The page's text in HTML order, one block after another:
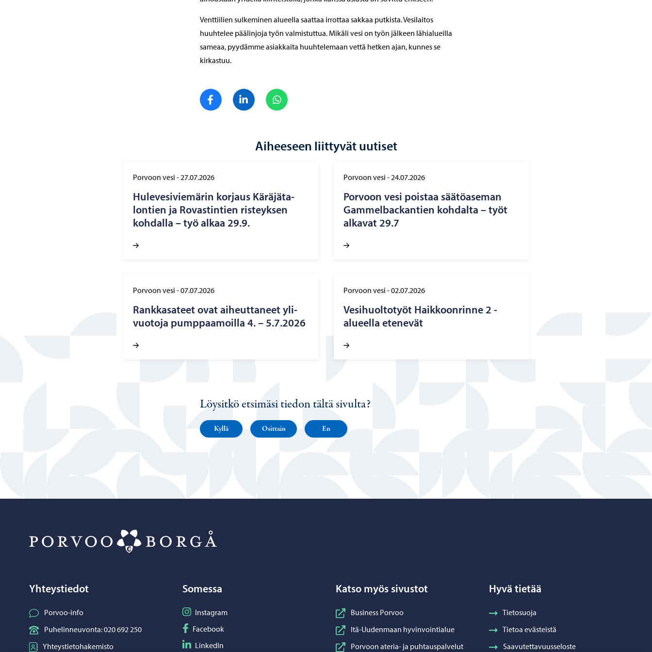
Venttiilien sulkeminen alueella saattaa irrottaa sakkaa putkista. Vesilaitos
huuhtelee päälinjoja työn valmistuttua. Mikäli vesi on työn jälkeen lähialueilla
sameaa, pyydämme asiakkaita huuhtelemaan vettä hetken ajan, kunnes se
kirkastuu.
Jaa FacebookJaa LinkedIn
Aiheeseen liittyvät uutiset
Porvoon vesi -27.07.2026
Hu­le­ve­si­vie­mä­rin kor­jaus Kä­rä­jä­ta­
lon­tien ja Ro­vas­tin­tien ris­teyk­sen
koh­dal­la – työ alkaa 29.9.
Porvoon vesi -24.07.2026
Por­voon vesi pois­taa sää­tö­ase­man
Gam­mel­bac­kan­tien koh­dal­ta – työt
al­ka­vat 29.7
Porvoon vesi -07.07.2026
Rank­ka­sa­teet ovat ai­heut­ta­neet yli­
vuo­to­ja pump­paa­moil­la 4. – 5.7.2026
Porvoon vesi -02.07.2026
Ve­si­huol­to­työt Haik­koon­rin­ne 2 -​
alueella ete­ne­vät
Löysitkö etsimäsi tiedon tältä sivulta?
Kyllä Osittain En
Yhteystiedot
Porvoo-info
Puhelinneuvonta: 020 692 250
Yhteystietohakemisto
Somessa
Seuraa Instagram
Instagram
Seuraa Facebook
Facebook
Seuraa LinkedIn
LinkedIn
Katso myös sivustot
Business Porvoo
Itä-Uudenmaan hyvinvointialue
Porvoon ateria- ja puhtauspalvelut
Hyvä tietää
Tietosuoja
Tietoa evästeistä
Saavutettavuusseloste